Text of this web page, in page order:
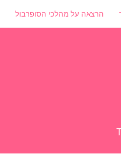
הרצאה על מהלכי הסופרבול